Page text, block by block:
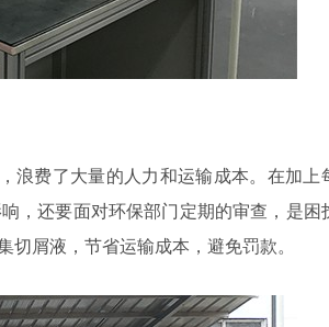
浪费了大量的人力和运输成本。在加上
，还要面对环保部门定期的审查，是困
屑液，节省运输成本，避免罚款。